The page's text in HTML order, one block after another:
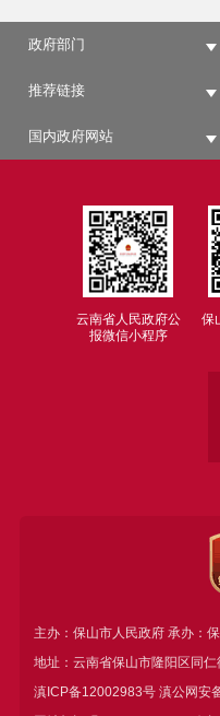
政府部门
推荐链接
国内政府网站
云南省人民政府公
报微信小程序
保
主办：保山市人民政府 承办：
地址：云南省保山市隆阳区同
滇ICP备12002983号滇公网安